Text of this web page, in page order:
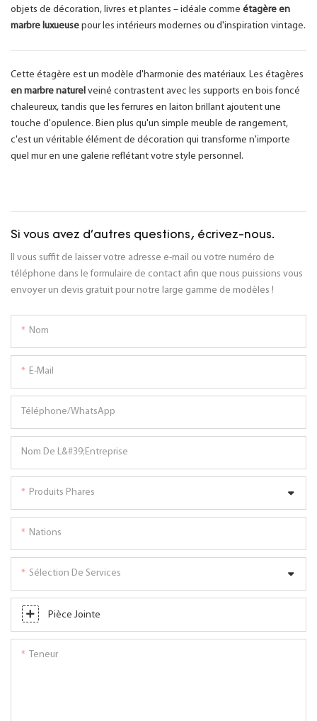
objets de décoration, livres et plantes – idéale comme étagère en
marbre luxueuse pour les intérieurs modernes ou d'inspiration vintage.
Cette étagère est un modèle d'harmonie des matériaux. Les étagères
en marbre naturel veiné contrastent avec les supports en bois foncé
chaleureux, tandis que les ferrures en laiton brillant ajoutent une
touche d'opulence. Bien plus qu'un simple meuble de rangement,
c'est un véritable élément de décoration qui transforme n'importe
quel mur en une galerie reflétant votre style personnel.
Si vous avez d'autres questions, écrivez-nous.
Il vous suffit de laisser votre adresse e-mail ou votre numéro de
téléphone dans le formulaire de contact afin que nous puissions vous
envoyer un devis gratuit pour notre large gamme de modèles !
Nom
E-Mail
Téléphone/WhatsApp
Nom De L&#39;entreprise
Produits Phares
Nations
Sélection De Services
Pièce Jointe
Teneur